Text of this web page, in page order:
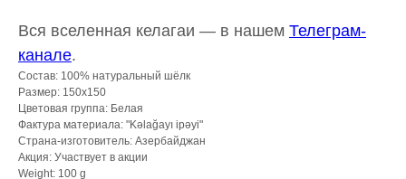
Вся вселенная келагаи — в нашем Телеграм-
канале.
Состав: 100% натуральный шёлк
Размер: 150x150
Цветовая группа: Белая
Фактура материала: "Kəlağayı ipəyi"
Страна-изготовитель: Азербайджан
Акция: Участвует в акции
Weight: 100 g